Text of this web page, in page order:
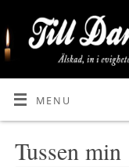
MENU
Tussen min